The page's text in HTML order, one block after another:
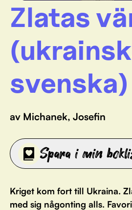
Zlatas
svenska)
av Michanek, Josefin
Spara i min
Kriget kom fort till Ukraina.
med sig någonting alls.